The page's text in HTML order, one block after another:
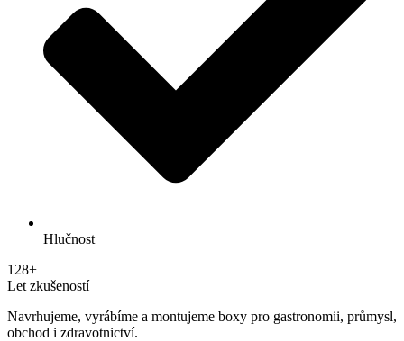
Hlučnost
128+
Let zkušeností
Navrhujeme, vyrábíme a montujeme boxy pro gastronomii, průmysl,
obchod i zdravotnictví.